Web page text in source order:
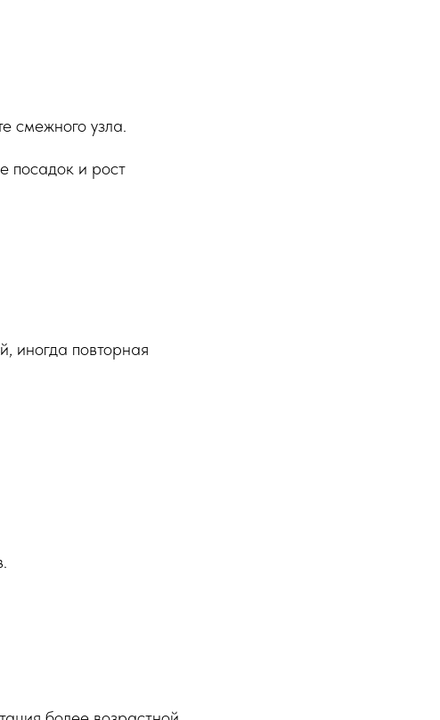
смежного узла.
посадок и рост
иногда повторная